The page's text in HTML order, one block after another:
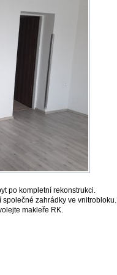
po kompletní rekonstrukci.
zahrádky ve vnitrobloku.
makleře RK.